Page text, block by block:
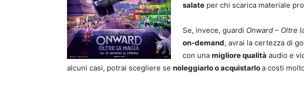
salate per chi scarica materiale
Se, invece, guardi Onward – Oltre
on-demand, avrai la certezza di
con una migliore qualità audio e
alcuni casi, potrai scegliere se noleggiarlo o acquistarloa costi